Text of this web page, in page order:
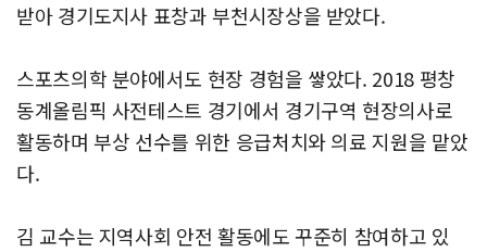
받아 경기도지사 표창과 부천시장상을 받았다.
스포츠의학 분야에서도 현장 경험을 쌓았다. 2018 평창
동계올림픽 사전테스트 경기에서 경기구역 현장의사로
활동하며 부상 선수를 위한 응급처치와 의료 지원을 맡았
다.
김 교수는 지역사회 안전 활동에도 꾸준히 참여하고 있